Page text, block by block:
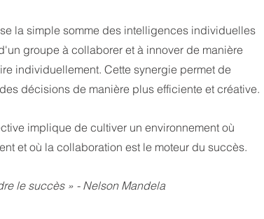
la simple somme des intelligences individuelles
groupe à collaborer et à innover de manière
individuellement. Cette synergie permet de
décisions de manière plus efficiente et créative.
implique de cultiver un environnement où
et où la collaboration est le moteur du succès.
le succès » - Nelson Mandela